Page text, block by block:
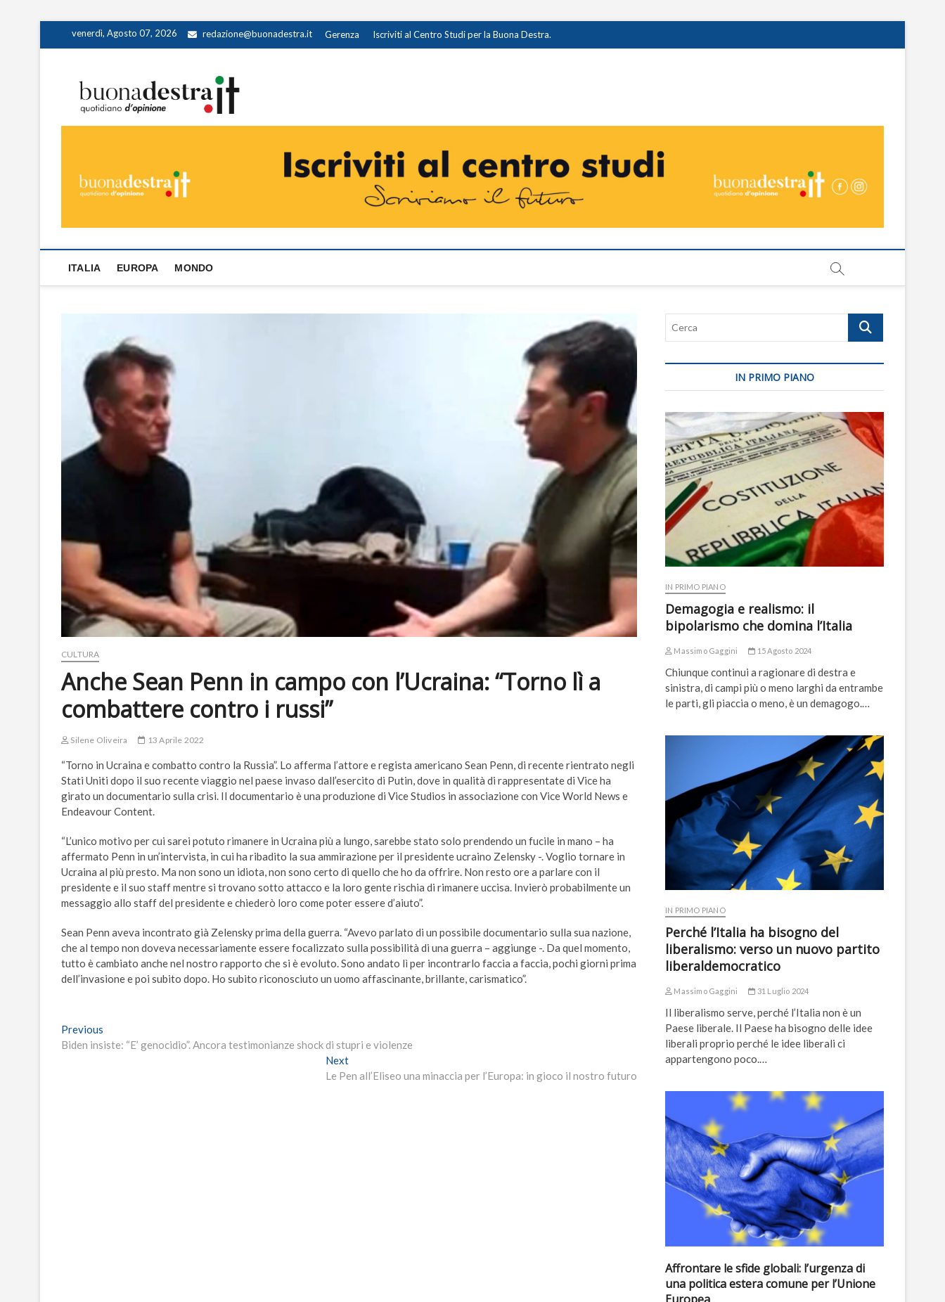
venerdì, Agosto 07, 2026 redazione@buonadestra.it Gerenza Iscriviti al Centro Studi per la Buona Destra.
ITALIA EUROPA MONDO
CULTURA
Anche Sean Penn in campo con l’Ucraina: “Torno lì a
combattere contro i russi”
Silene Oliveira 13 Aprile 2022
“Torno in Ucraina e combatto contro la Russia”. Lo afferma l’attore e regista americano Sean Penn, di recente rientrato negli
Stati Uniti dopo il suo recente viaggio nel paese invaso dall’esercito di Putin, dove in qualità di rappresentate di Vice ha
girato un documentario sulla crisi. Il documentario è una produzione di Vice Studios in associazione con Vice World News e
Endeavour Content.
“L’unico motivo per cui sarei potuto rimanere in Ucraina più a lungo, sarebbe stato solo prendendo un fucile in mano – ha
affermato Penn in un’intervista, in cui ha ribadito la sua ammirazione per il presidente ucraino Zelensky -. Voglio tornare in
Ucraina al più presto. Ma non sono un idiota, non sono certo di quello che ho da offrire. Non resto ore a parlare con il
presidente e il suo staff mentre si trovano sotto attacco e la loro gente rischia di rimanere uccisa. Invierò probabilmente un
messaggio allo staff del presidente e chiederò loro come poter essere d’aiuto”.
Sean Penn aveva incontrato già Zelensky prima della guerra. “Avevo parlato di un possibile documentario sulla sua nazione,
che al tempo non doveva necessariamente essere focalizzato sulla possibilità di una guerra – aggiunge -. Da quel momento,
tutto è cambiato anche nel nostro rapporto che si è evoluto. Sono andato lì per incontrarlo faccia a faccia, pochi giorni prima
dell’invasione e poi subito dopo. Ho subito riconosciuto un uomo affascinante, brillante, carismatico”.
Navigazione
articoli
Previous
post:
Biden insiste: “E’ genocidio”. Ancora testimonianze shock di stupri e violenze
NextNext
post:
Le Pen all’Eliseo una minaccia per l’Europa: in gioco il nostro futuro
Cerca
IN PRIMO PIANO
IN PRIMO PIANO
Demagogia e realismo: il
bipolarismo che domina l’Italia
Massimo Gaggini 15 Agosto 2024
Chiunque continui a ragionare di destra e
sinistra, di campi più o meno larghi da entrambe
le parti, gli piaccia o meno, è un demagogo.…
IN PRIMO PIANO
Perché l’Italia ha bisogno del
liberalismo: verso un nuovo partito
liberaldemocratico
Massimo Gaggini 31 Luglio 2024
Il liberalismo serve, perché l’Italia non è un
Paese liberale. Il Paese ha bisogno delle idee
liberali proprio perché le idee liberali ci
appartengono poco.…
Affrontare le sfide globali: l’urgenza di
una politica estera comune per l’Unione